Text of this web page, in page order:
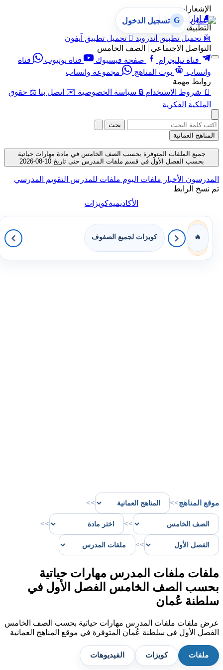
الإشعارات
🔔 إدارة الإشعارات
التطبيقات
🤖 تحميل تطبيق أندرويد  تحميل تطبيق آيفون
التواصل الاجتماعي | الصف الخامس
قناة تيليجرام
صفحة فيسبوك قناة يوتيوب
قناة
واتساب
بوت المناهج
مجموعة واتساب
روابط مهمة
📄 شروط الاستخدام 🔒 سياسة الخصوصية ✉️ اتصل بنا ⚖️ حقوق
الملكية الفكرية
G تسجيل الدخول
بحث
المناهج العمانية
جميع الملفات المتوفرة بحسب الصف الخامس في مادة مهارات حياتية
بحسب الفصل الأول في قسم ملفات المدرس حتى تاريخ 10-08-2026
المدرسون الأخبار ملفات اليوم ملفات للمدرس التقويم المدرسي
تم نسخ الرابط
الأكاديميةكويزات
🔥 كويزات لجميع الصفوف
موقع المناهج>>
>>
>>
>>
>>
ملفات ملفات المدرس مهارات حياتية
بحسب الصف الخامس الفصل الأول في
سلطنة عُمان
عرض ملفات ملفات المدرس مهارات حياتية بحسب الصف الخامس
الفصل الأول في سلطنة عُمان المتوفرة في موقع المناهج العمانية
ملفات كويزات الفيديوهات